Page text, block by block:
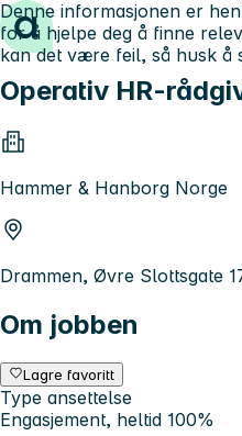
Hopp til innhold
Operativ HR-
Hammer & Hanborg Norge
Drammen, Øvre Slottsgate
Om jobben
Lagre favoritt
Type ansettelse
Engasjement, heltid 100%
Denne informasjonen er
for å hjelpe deg å finne
kan det være feil, så husk å